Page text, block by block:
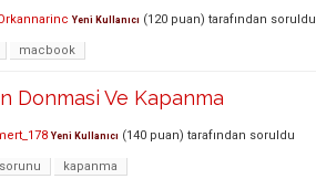
Yeni Kullanıcı (120 puan) tarafından soruldu
macbook
Donmasi Ve Kapanma
Yeni Kullanıcı (140 puan) tarafından soruldu
sorunu kapanma